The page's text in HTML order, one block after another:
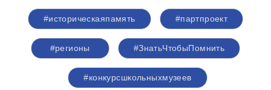
#историческаяпамять #партпроект
#регионы #ЗнатьЧтобыПомнить
#конкурсшкольныхмузеев